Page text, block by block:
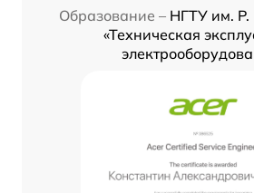
Образование – НГТУ им. Р.
«Техническая